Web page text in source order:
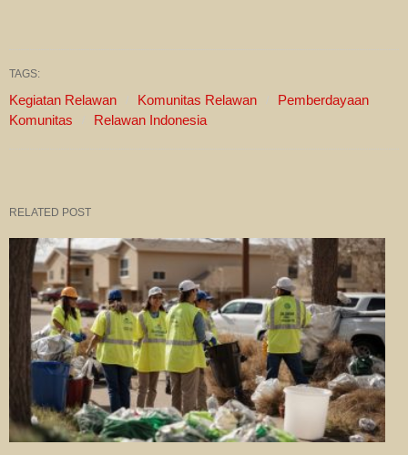
TAGS:
Kegiatan Relawan Komunitas Relawan
Pemberdayaan
Komunitas
Relawan Indonesia
RELATED POST